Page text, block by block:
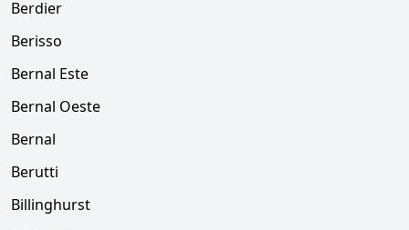
Berdier
Berisso
Bernal Este
Bernal Oeste
Bernal
Berutti
Billinghurst